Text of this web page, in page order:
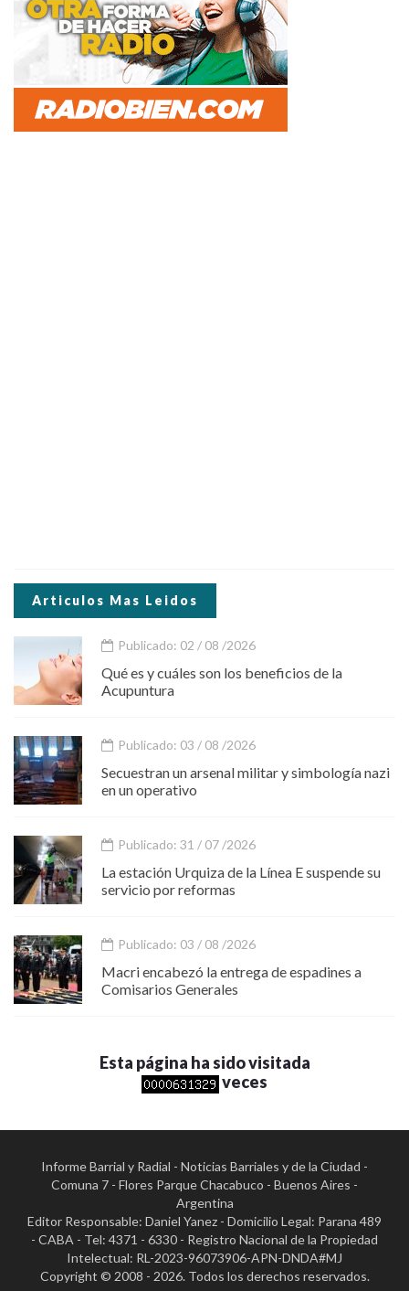
Articulos Mas Leidos
Publicado: 02 / 08 /2026
Qué es y cuáles son los beneficios de la
Acupuntura
Publicado: 03 / 08 /2026
Secuestran un arsenal militar y simbología nazi
en un operativo
Publicado: 31 / 07 /2026
La estación Urquiza de la Línea E suspende su
servicio por reformas
Publicado: 03 / 08 /2026
Macri encabezó la entrega de espadines a
Comisarios Generales
Esta página ha sido visitada
veces
Informe Barrial y Radial - Noticias Barriales y de la Ciudad -
Comuna 7 - Flores Parque Chacabuco - Buenos Aires -
Argentina
Editor Responsable: Daniel Yanez - Domicilio Legal: Parana 489
- CABA - Tel: 4371 - 6330 - Registro Nacional de la Propiedad
Intelectual: RL-2023-96073906-APN-DNDA#MJ
Copyright © 2008 - 2026. Todos los derechos reservados.